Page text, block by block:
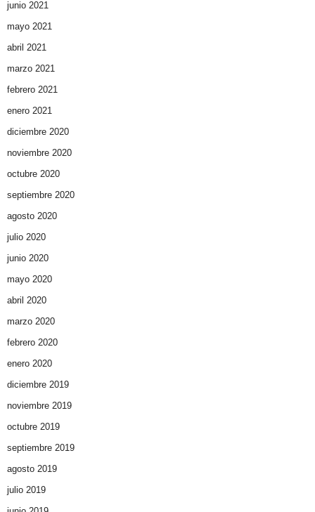
junio 2021
mayo 2021
abril 2021
marzo 2021
febrero 2021
enero 2021
diciembre 2020
noviembre 2020
octubre 2020
septiembre 2020
agosto 2020
julio 2020
junio 2020
mayo 2020
abril 2020
marzo 2020
febrero 2020
enero 2020
diciembre 2019
noviembre 2019
octubre 2019
septiembre 2019
agosto 2019
julio 2019